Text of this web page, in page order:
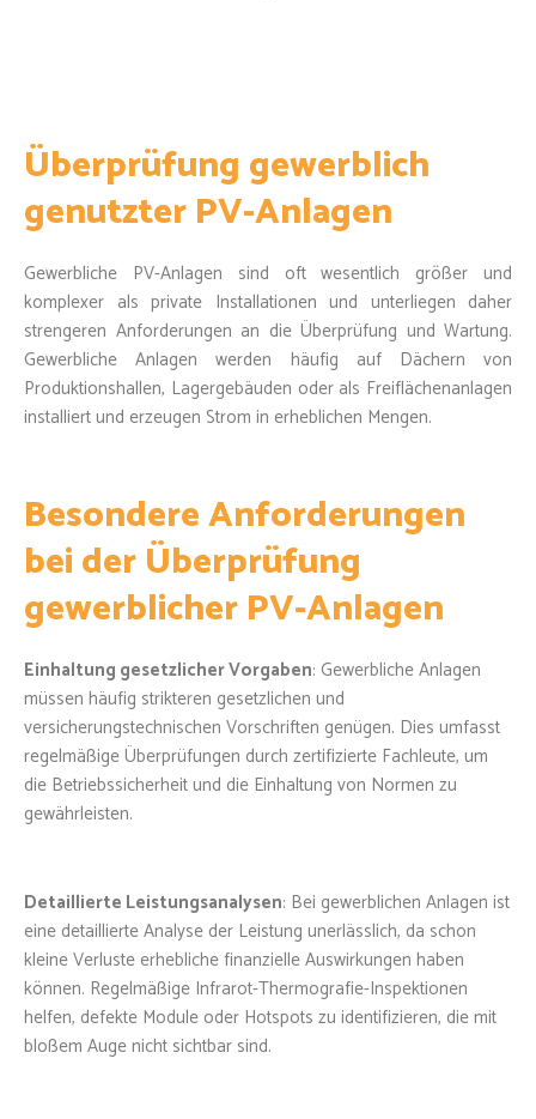
Überprüfung gewerblich
genutzter PV-Anlagen
Gewerbliche PV-Anlagen sind oft wesentlich größer und
komplexer als private Installationen und unterliegen daher
strengeren Anforderungen an die Überprüfung und Wartung.
Gewerbliche Anlagen werden häufig auf Dächern von
Produktionshallen, Lagergebäuden oder als Freiflächenanlagen
installiert und erzeugen Strom in erheblichen Mengen.
Besondere Anforderungen
bei der Überprüfung
gewerblicher PV-Anlagen
Einhaltung gesetzlicher Vorgaben: Gewerbliche Anlagen
müssen häufig strikteren gesetzlichen und
versicherungstechnischen Vorschriften genügen. Dies umfasst
regelmäßige Überprüfungen durch zertifizierte Fachleute, um
die Betriebssicherheit und die Einhaltung von Normen zu
gewährleisten.
Detaillierte Leistungsanalysen: Bei gewerblichen Anlagen ist
eine detaillierte Analyse der Leistung unerlässlich, da schon
kleine Verluste erhebliche finanzielle Auswirkungen haben
können. Regelmäßige Infrarot-Thermografie-Inspektionen
helfen, defekte Module oder Hotspots zu identifizieren, die mit
bloßem Auge nicht sichtbar sind.